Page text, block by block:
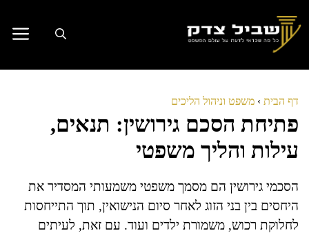
לתוכן
דף הבית › משפט וניהול הליכים
פתיחת הסכם גירושין: תנאים,
עילות והליך משפטי
הסכמי גירושין הם מסמך משפטי משמעותי המסדיר את
היחסים בין בני הזוג לאחר סיום הנישואין, תוך התייחסות
לחלוקת רכוש, משמורת ילדים ועוד. עם זאת, לעיתים